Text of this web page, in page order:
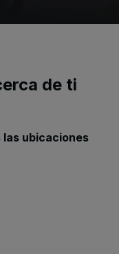
de ti
las ubicaciones